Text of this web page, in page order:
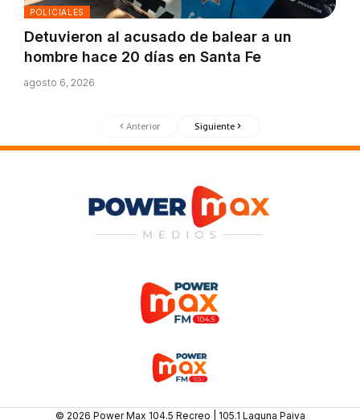
POLICIALES
Detuvieron al acusado de balear a un
hombre hace 20 días en Santa Fe
agosto 6, 2026
Anterior Siguiente
© 2026 Power Max 104.5 Recreo | 105.1 Laguna Paiva